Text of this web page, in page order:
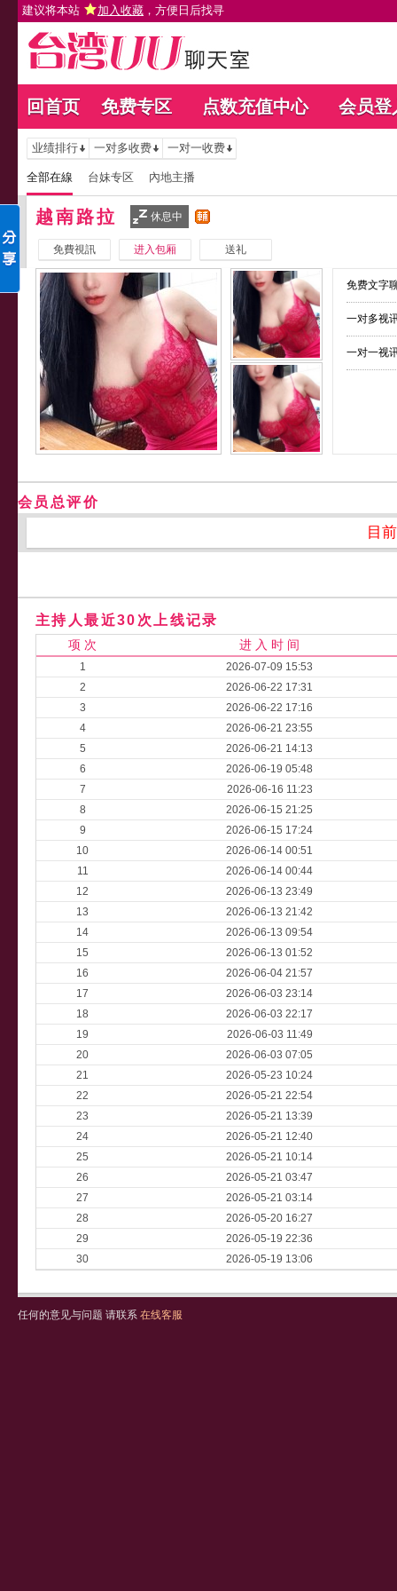
建议将本站 加入收藏 ，方便日后找寻
回首页 免费专区 点数充值中心 会员登
业绩排行 一对多收费 一对一收费
全部在線 台妹专区 內地主播
越南路拉 休息中
免費視訊 进入包厢 送礼
免费文字
一对多视
一对一视
会员总评价
目
主持人最近30次上线记录
项 次 进 入 时 间
1
2026-07-09 15:53
2
2026-06-22 17:31
3
2026-06-22 17:16
4
2026-06-21 23:55
5
2026-06-21 14:13
6
2026-06-19 05:48
7
2026-06-16 11:23
8
2026-06-15 21:25
9
2026-06-15 17:24
10
2026-06-14 00:51
11
2026-06-14 00:44
12
2026-06-13 23:49
13
2026-06-13 21:42
14
2026-06-13 09:54
15
2026-06-13 01:52
16
2026-06-04 21:57
17
2026-06-03 23:14
18
2026-06-03 22:17
19
2026-06-03 11:49
20
2026-06-03 07:05
21
2026-05-23 10:24
22
2026-05-21 22:54
23
2026-05-21 13:39
24
2026-05-21 12:40
25
2026-05-21 10:14
26
2026-05-21 03:47
27
2026-05-21 03:14
28
2026-05-20 16:27
29
2026-05-19 22:36
30
2026-05-19 13:06
任何的意见与问题 请联系 在线客服